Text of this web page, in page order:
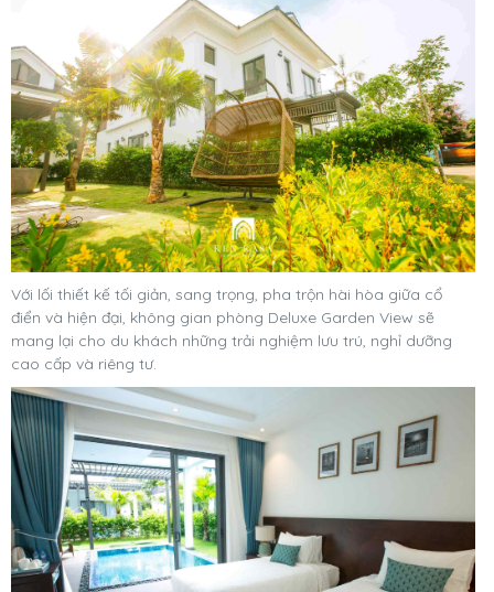
Với lối thiết kế tối giản, sang trọng, pha trộn hài hòa giữa cổ
điển và hiện đại, không gian phòng Deluxe Garden View sẽ
mang lại cho du khách những trải nghiệm lưu trú, nghỉ dưỡng
cao cấp và riêng tư.